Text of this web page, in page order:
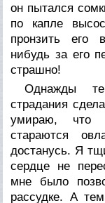
он пытался
по капле
пронзить его
нибудь за его
страшно!
Однажды
страдания
умираю, что
стараются
достанусь. Я
сердце не
мне было
рассудке. А